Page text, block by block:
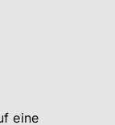
eine